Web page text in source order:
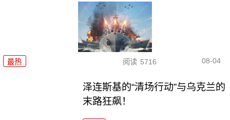
最热 阅读 5716 08-04
泽连斯基的“清场行动”与乌克兰的
末路狂飙！